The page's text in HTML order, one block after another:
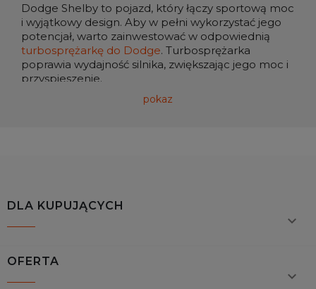
Dodge Shelby to pojazd, który łączy sportową moc
i wyjątkowy design. Aby w pełni wykorzystać jego
potencjał, warto zainwestować w odpowiednią
turbosprężarkę do Dodge. Turbosprężarka
poprawia wydajność silnika, zwiększając jego moc i
przyspieszenie.
Regenerowane Turbosprężarki –
zapewniająca wysoką jakość i wydajność po
regeneracji.
Zwiększenie Mocy i Reakcji Silnika
Turbosprężarka to doskonały sposób na
pokaz
DLA KUPUJĄCYCH

OFERTA
